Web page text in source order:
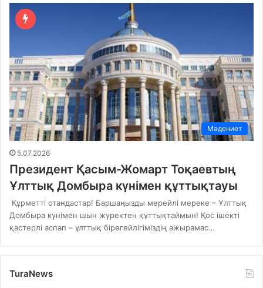
Мәдениет
5.07.2026
Президент Қасым-Жомарт Тоқаевтың
Ұлттық Домбыра күнімен құттықтауы
Құрметті отандастар! Баршаңызды мерейлі мереке – Ұлттық
Домбыра күнімен шын жүректен құттықтаймын! Қос ішекті
қастерлі аспап – ұлттық бірегейлігіміздің ажырамас…
TuraNews